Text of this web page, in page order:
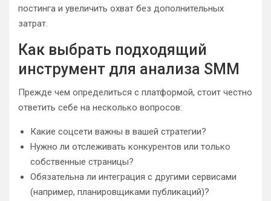
постинга и увеличить охват без дополнительных
затрат.
Как выбрать подходящий
инструмент для анализа SMM
Прежде чем определиться с платформой, стоит честно
ответить себе на несколько вопросов:
Какие соцсети важны в вашей стратегии?
Нужно ли отслеживать конкурентов или только
собственные страницы?
Обязательна ли интеграция с другими сервисами
(например, планировщиками публикаций)?